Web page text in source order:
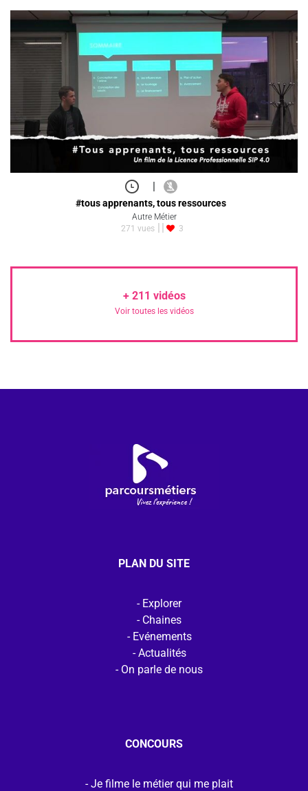
|
#tous apprenants, tous ressources
Autre Métier
271 vues
3
+ 211 vidéos
Voir toutes les vidéos
PLAN DU SITE
Explorer
Chaines
Evénements
Actualités
On parle de nous
CONCOURS
Je filme le métier qui me plait